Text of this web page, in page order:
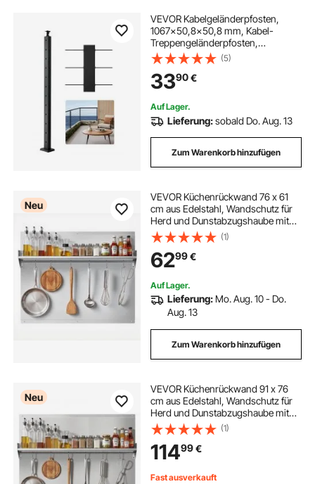
VEVOR Kabelgeländerpfosten,
1067x50,8x50,8 mm, Kabel-
Treppengeländerpfosten,
vorgebohrte horizontale Löcher,
Edelstahl SUS304, für Handlauf,
Balustrade, schwarz,
1JZLGZXHS106AWJO6001V0
(5)
3390€
Auf Lager.
Lieferung:sobald Do. Aug. 13
Zum Warenkorb hinzufügen
Neu
VEVOR Küchenrückwand 76 x 61
cm aus Edelstahl, Wandschutz für
Herd und Dunstabzugshaube mit
Ablage, Haken und Vorgebohrten
Löchern, Robuste Rückwand für
Küche, Kochen und Praktische
Aufbewahrung
(1)
6299€
Auf Lager.
Lieferung: Mo. Aug. 10 - Do.
Aug. 13
Zum Warenkorb hinzufügen
Neu
VEVOR Küchenrückwand 91 x 76
cm aus Edelstahl, Wandschutz für
Herd und Dunstabzugshaube mit
Ablage, Haken und Vorgebohrten
Löchern, Robuste Rückwand für
Küche, Kochen und Praktische
Aufbewahrung
(1)
11499€
Fast ausverkauft